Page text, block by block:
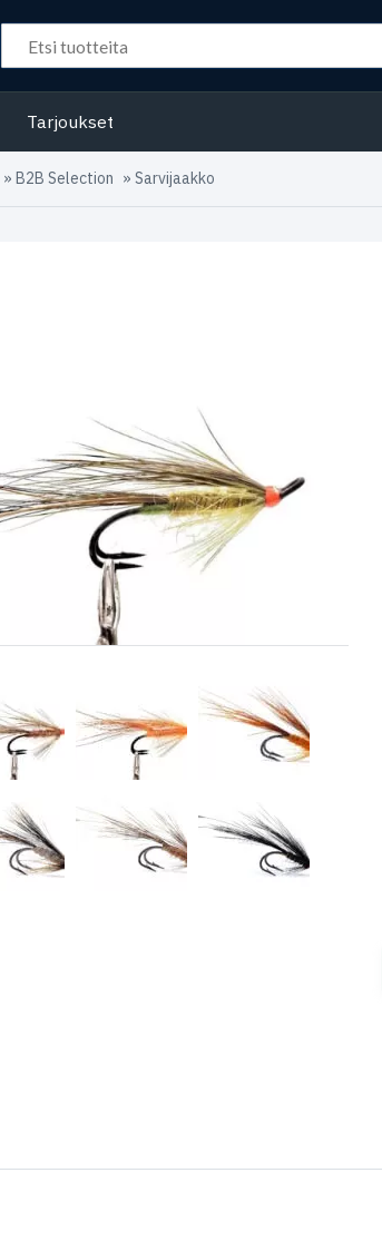
Tarjoukset
» B2B Selection » Sarvijaakko